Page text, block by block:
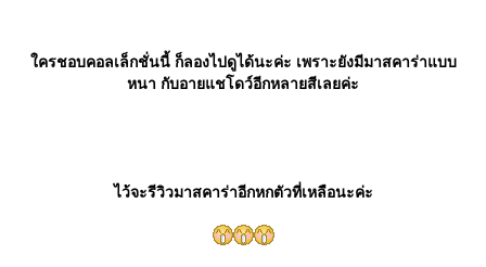
ครชอบคอลเล็กชั่นนี้ ก็ลองไปดูได้นะค่ะ เพราะยังมีมาสคาร่าแบบ
หนา กับอายแชโดว์อีกหลายสีเลยค่ะ
ไว้จะรีวิวมาสคาร่าอีกหกตัวที่เหลือนะค่ะ